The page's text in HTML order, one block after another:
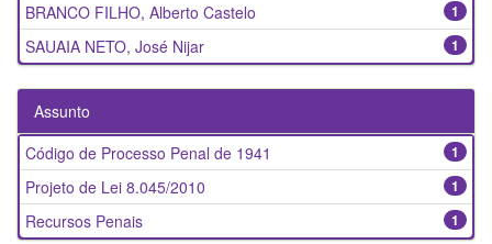
1
BRANCO FILHO, Alberto Castelo
1
SAUAIA NETO, José Nijar
Assunto
1
Código de Processo Penal de 1941
1
Projeto de Lei 8.045/2010
1
Recursos Penais